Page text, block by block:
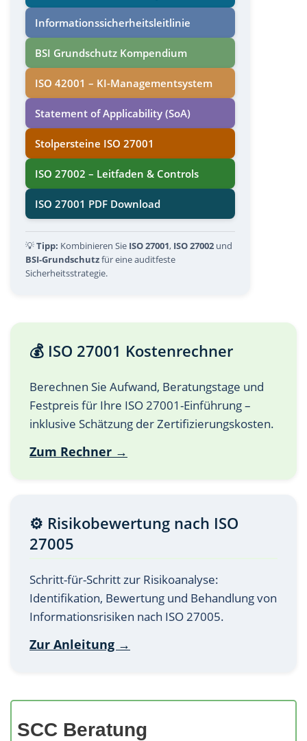
Informations­sicherheits­leitlinie
BSI Grundschutz Kompendium
ISO 42001 – KI-Managementsystem
Statement of Applicability (SoA)
Stolpersteine ISO 27001
ISO 27002 – Leitfaden & Controls
ISO 27001 PDF Download
💡Tipp: Kombinieren Sie ISO 27001, ISO 27002 und
BSI-Grundschutzfür eine auditfeste
Sicherheitsstrategie.
💰 ISO 27001 Kostenrechner
Berechnen Sie Aufwand, Beratungstage und
Festpreis für Ihre ISO 27001-Einführung –
inklusive Schätzung der Zertifizierungskosten.
Zum Rechner →
⚙️ Risikobewertung nach ISO
27005
Schritt-für-Schritt zur Risikoanalyse:
Identifikation, Bewertung und Behandlung von
Informationsrisiken nach ISO 27005.
Zur Anleitung →
SCC Beratung